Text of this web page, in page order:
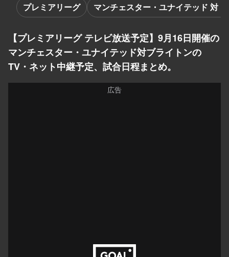
プレミアリーグ マンチェスター・ユナイテッド 対
【プレミアリーグ テレビ放送予定】9月16日開催の
マンチェスター・ユナイテッド対ブライトンの
TV・ネット中継予定、試合日程まとめ。